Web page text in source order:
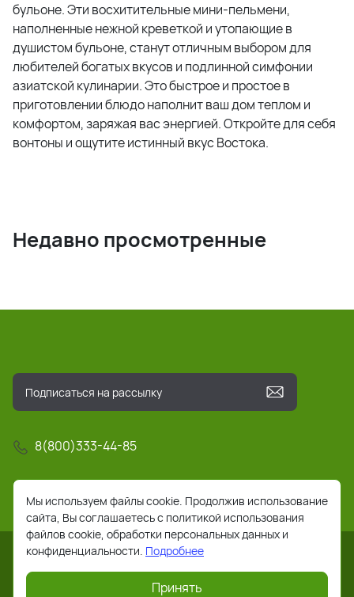
бульоне. Эти восхитительные мини-пельмени,
наполненные нежной креветкой и утопающие в
душистом бульоне, станут отличным выбором для
любителей богатых вкусов и подлинной симфонии
азиатской кулинарии. Это быстрое и простое в
приготовлении блюдо наполнит ваш дом теплом и
комфортом, заряжая вас энергией. Откройте для себя
вонтоны и ощутите истинный вкус Востока.
Недавно просмотренные
8(800)333-44-85
info@pochta-rts.ru
Мы используем файлы cookie. Продолжив использование
сайта, Вы соглашаетесь с политикой использования
файлов cookie, обработки персональных данных и
конфиденциальности. Подробнее
Принять